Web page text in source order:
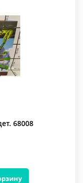
68008